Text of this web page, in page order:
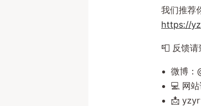
我们推荐
https://
📮 反馈请
微博：
💻 网站
📩